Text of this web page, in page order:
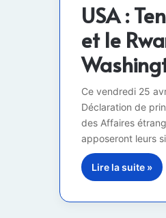
USA :
et le
Ce vendredi 25
Déclaration de
des Affaires
apposeront leurs
Lire la suite »